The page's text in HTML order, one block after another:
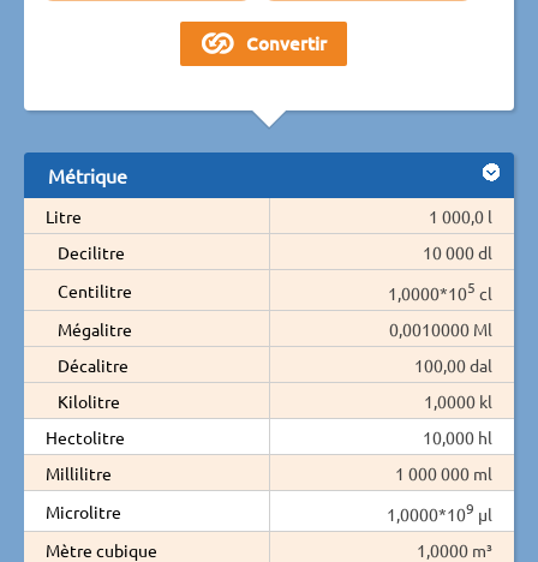
Métrique
Litre
1 000,0 l
Decilitre
10 000 dl
Centilitre
1,0000*105 cl
Mégalitre
0,0010000 Ml
Décalitre
100,00 dal
Kilolitre
1,0000 kl
Hectolitre
10,000 hl
Millilitre
1 000 000 ml
Microlitre
1,0000*109 µl
Mètre cubique
1,0000 m³